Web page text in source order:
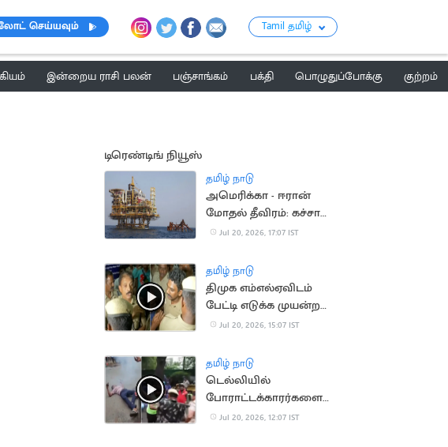
செய்யவும் Tamil தமிழ்
இன்றைய ராசி பலன் பஞ்சாங்கம் பக்தி பொழுதுப்போக்கு
குற்றம்
டிரெண்டிங் நியூஸ்
தமிழ் நாடு
அமெரிக்கா - ஈரான்
மோதல் தீவிரம்: கச்சா
எண்ணெய் தட்டுப்பாடு
Jul 20, 2026, 17:07 IST
தமிழ் நாடு
திமுக எம்எல்ஏவிடம்
பேட்டி எடுக்க முயன்ற
செய்தியாளர்களுக்கு
Jul 20, 2026, 15:07 IST
தமிழ் நாடு
டெல்லியில்
போராட்டக்காரர்களை
விரட்டியடித்த போலீஸ்..
Jul 20, 2026, 12:07 IST